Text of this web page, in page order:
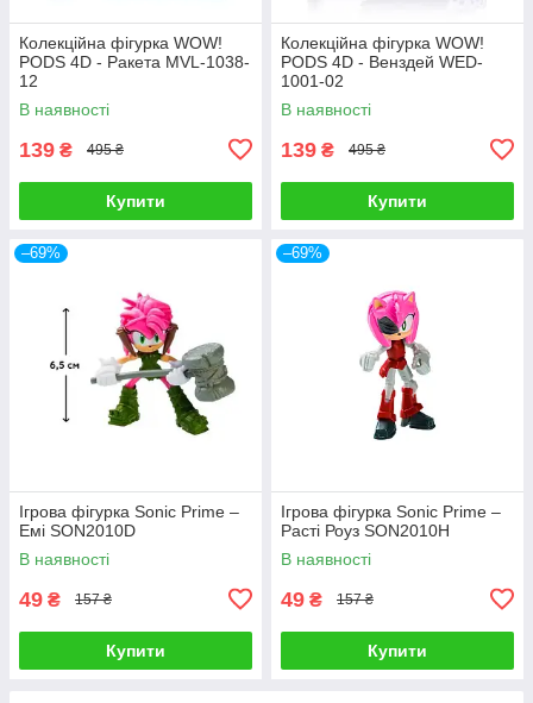
Колекційна фігурка WOW!
PODS 4D - Ракета MVL-1038-
12
В наявності
139 ₴ 495 ₴
Купити
Колекційна фігурка WOW!
PODS 4D - Венздей WED-
1001-02
В наявності
139 ₴ 495 ₴
Купити
–69%
Ігрова фігурка Sonic Prime –
Емі SON2010D
В наявності
49 ₴ 157 ₴
Купити
–69%
Ігрова фігурка Sonic Prime –
Расті Роуз SON2010H
В наявності
49 ₴ 157 ₴
Купити